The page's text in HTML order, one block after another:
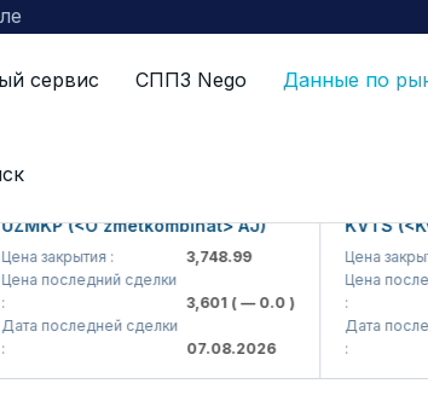
сервис СППЗ Nego Данные по
(<O'zmetkombinat> AJ)
закрытия :
3,748.99
последний сделки
3,601( — 0.0 )
последней сделки
07.08.2026
KVTS
Цена закрытия :
Цена
Дата